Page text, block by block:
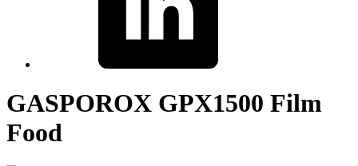
GASPOROX GPX1500 Film
Food